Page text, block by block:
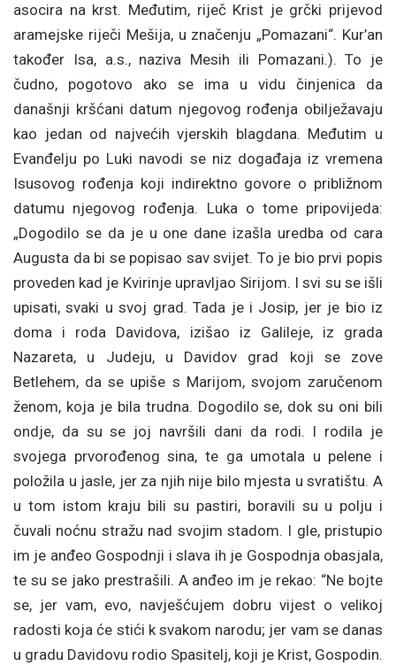
asocira na krst. Međutim, riječ Krist je grčki prijevod
aramejske riječi Mešija, u značenju „Pomazani“. Kur’an
također Isa, a.s., naziva Mesih ili Pomazani.). To je
čudno, pogotovo ako se ima u vidu činjenica da
današnji kršćani datum njegovog rođenja obilježavaju
kao jedan od najvećih vjerskih blagdana. Međutim u
Evanđelju po Luki navodi se niz događaja iz vremena
Isusovog rođenja koji indirektno govore o približnom
datumu njegovog rođenja. Luka o tome pripovijeda:
„Dogodilo se da je u one dane izašla uredba od cara
Augusta da bi se popisao sav svijet. To je bio prvi popis
proveden kad je Kvirinje upravljao Sirijom. I svi su se išli
upisati, svaki u svoj grad. Tada je i Josip, jer je bio iz
doma i roda Davidova, izišao iz Galileje, iz grada
Nazareta, u Judeju, u Davidov grad koji se zove
Betlehem, da se upiše s Marijom, svojom zaručenom
ženom, koja je bila trudna. Dogodilo se, dok su oni bili
ondje, da su se joj navršili dani da rodi. I rodila je
svojega prvorođenog sina, te ga umotala u pelene i
položila u jasle, jer za njih nije bilo mjesta u svratištu. A
u tom istom kraju bili su pastiri, boravili su u polju i
čuvali noćnu stražu nad svojim stadom. I gle, pristupio
im je anđeo Gospodnji i slava ih je Gospodnja obasjala,
te su se jako prestrašili. A anđeo im je rekao: “Ne bojte
se, jer vam, evo, navješćujem dobru vijest o velikoj
radosti koja će stići k svakom narodu; jer vam se danas
u gradu Davidovu rodio Spasitelj, koji je Krist, Gospodin.